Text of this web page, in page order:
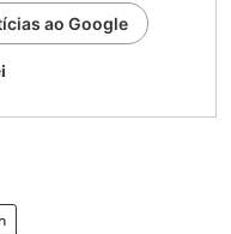
ao Google